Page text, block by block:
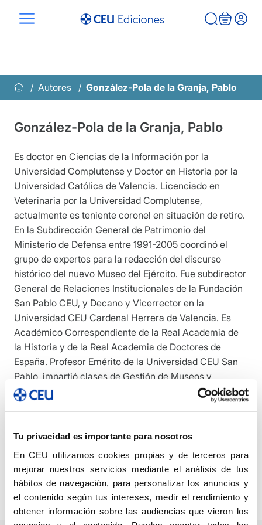
Tu privacidad es importante para nosotros
En CEU utilizamos cookies propias y de terceros para
mejorar nuestros servicios mediante el análisis de tus
hábitos de navegación, para personalizar los anuncios y
el contenido según tus intereses, medir el rendimiento y
obtener información sobre las audiencias que vieron los
Autores González-Pola de la Granja, Pablo
González-Pola de la Granja, Pablo
Es doctor en Ciencias de la Información por la
Universidad Complutense y Doctor en Historia por la
Universidad Católica de Valencia. Licenciado en
Veterinaria por la Universidad Complutense,
actualmente es teniente coronel en situación de retiro.
En la Subdirección General de Patrimonio del
Ministerio de Defensa entre 1991-2005 coordinó el
grupo de expertos para la redacción del discurso
histórico del nuevo Museo del Ejército. Fue subdirector
General de Relaciones Institucionales de la Fundación
San Pablo CEU, y Decano y Vicerrector en la
Universidad CEU Cardenal Herrera de Valencia. Es
Académico Correspondiente de la Real Academia de
la Historia y de la Real Academia de Doctores de
España. Profesor Emérito de la Universidad CEU San
Pablo, impartió clases de Gestión de Museos y
Patrimonio Histórico. Es autor de 6 libros y más de 50
publicaciones e intervenciones en congresos y
militar y la cultura de la defensa. Actualmente es
director del Instituto Universitario de Estudios de la
Democracia de la Universidad CEU San Pablo y
codirector del Centro de Patrimonio Histórico de dicha
Universidad.